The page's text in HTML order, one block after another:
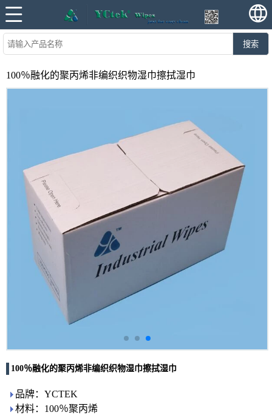
搜索
100％融化的聚丙烯非编织织物湿巾擦拭湿巾
100％融化的聚丙烯非编织织物湿巾擦拭湿巾
品牌：YCTEK
材料：100％聚丙烯